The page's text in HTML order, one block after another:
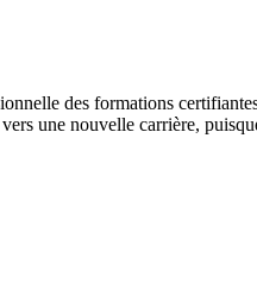
des formations
une nouvelle carrière,